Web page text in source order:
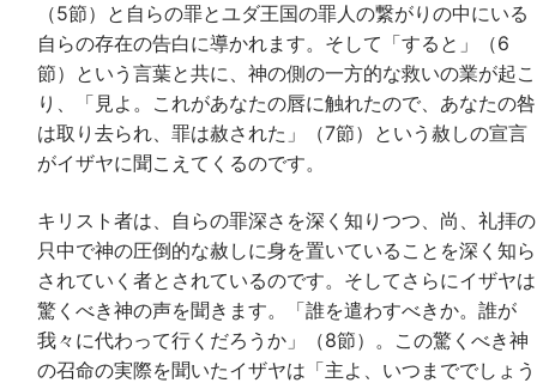
（5節）と自らの罪とユダ王国の罪人の繋がりの中にいる
自らの存在の告白に導かれます。そして「すると」（6
節）という言葉と共に、神の側の一方的な救いの業が起こ
り、「見よ。これがあなたの唇に触れたので、あなたの咎
は取り去られ、罪は赦された」（7節）という赦しの宣言
がイザヤに聞こえてくるのです。
キリスト者は、自らの罪深さを深く知りつつ、尚、礼拝の
只中で神の圧倒的な赦しに身を置いていることを深く知ら
されていく者とされているのです。そしてさらにイザヤは
驚くべき神の声を聞きます。「誰を遣わすべきか。誰が
我々に代わって行くだろうか」（8節）。この驚くべき神
の召命の実際を聞いたイザヤは「主よ、いつまででしょう